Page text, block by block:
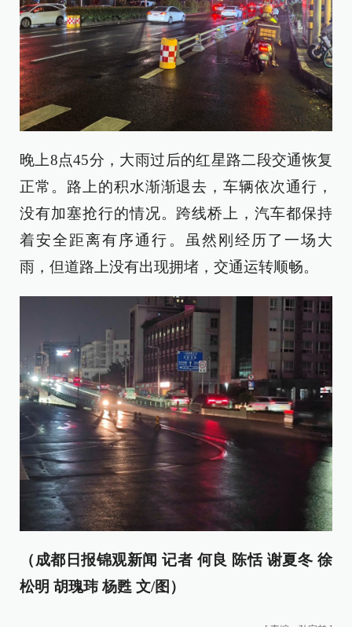
晚上8点45分，大雨过后的红星路二段交通恢复
正常。路上的积水渐渐退去，车辆依次通行，
没有加塞抢行的情况。跨线桥上，汽车都保持
着安全距离有序通行。虽然刚经历了一场大
雨，但道路上没有出现拥堵，交通运转顺畅。
（成都日报锦观新闻 记者 何良 陈恬 谢夏冬 徐
松明 胡瑰玮 杨甦 文/图）